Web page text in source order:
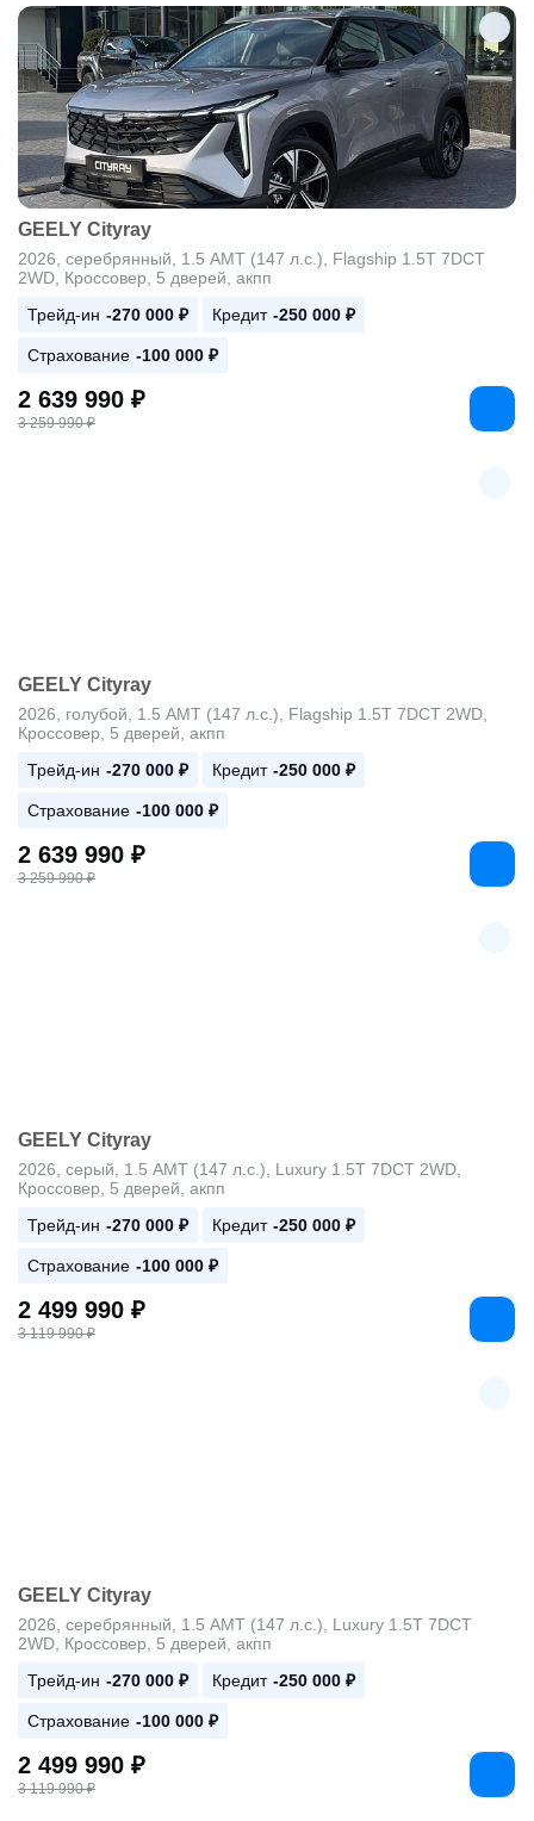
GEELY Cityray
2026, серебрянный, 1.5 AMT (147 л.с.), Flagship 1.5T 7DCT
2WD, Кроссовер, 5 дверей, акпп
Трейд-ин -270 000 ₽ Кредит -250 000 ₽
Страхование -100 000 ₽
2 639 990 ₽
3 259 990 ₽
GEELY Cityray
2026, голубой, 1.5 AMT (147 л.с.), Flagship 1.5T 7DCT 2WD,
Кроссовер, 5 дверей, акпп
Трейд-ин -270 000 ₽ Кредит -250 000 ₽
Страхование -100 000 ₽
2 639 990 ₽
3 259 990 ₽
GEELY Cityray
2026, серый, 1.5 AMT (147 л.с.), Luxury 1.5T 7DCT 2WD,
Кроссовер, 5 дверей, акпп
Трейд-ин -270 000 ₽ Кредит -250 000 ₽
Страхование -100 000 ₽
2 499 990 ₽
3 119 990 ₽
GEELY Cityray
2026, серебрянный, 1.5 AMT (147 л.с.), Luxury 1.5T 7DCT
2WD, Кроссовер, 5 дверей, акпп
Трейд-ин -270 000 ₽ Кредит -250 000 ₽
Страхование -100 000 ₽
2 499 990 ₽
3 119 990 ₽